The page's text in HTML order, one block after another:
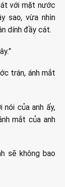
với mặt nước
sao, vừa nhìn
dính đầy cát.
trán, ánh mắt
của anh ấy,
mắt của anh
sẽ không bao